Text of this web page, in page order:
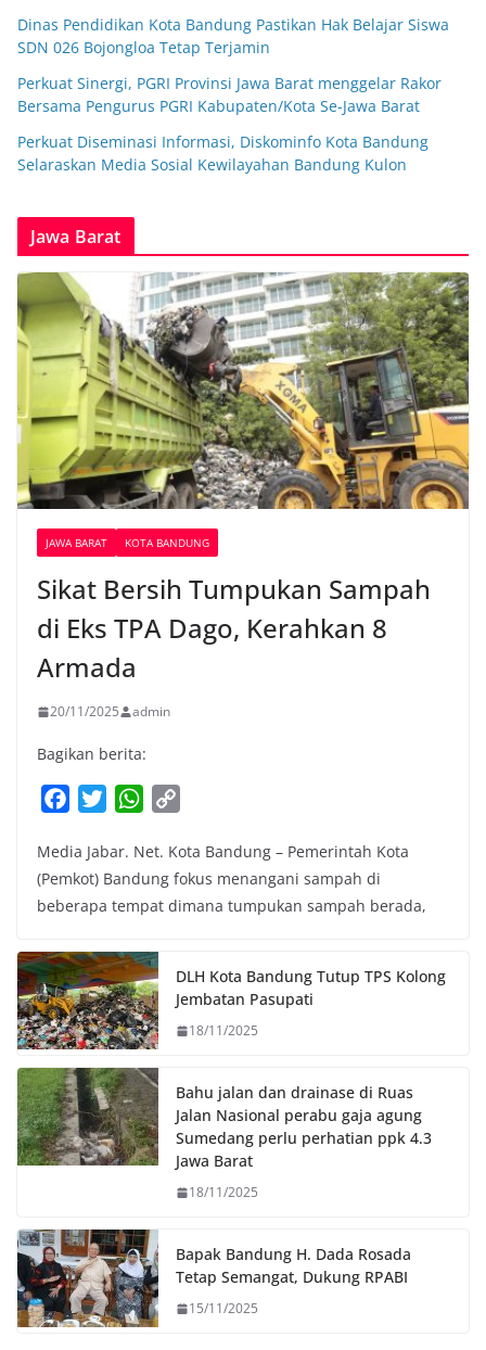
Dinas Pendidikan Kota Bandung Pastikan Hak Belajar Siswa
SDN 026 Bojongloa Tetap Terjamin
Perkuat Sinergi, PGRI Provinsi Jawa Barat menggelar Rakor
Bersama Pengurus PGRI Kabupaten/Kota Se-Jawa Barat
Perkuat Diseminasi Informasi, Diskominfo Kota Bandung
Selaraskan Media Sosial Kewilayahan Bandung Kulon
Jawa Barat
JAWA BARAT KOTA BANDUNG
Sikat Bersih Tumpukan Sampah
di Eks TPA Dago, Kerahkan 8
Armada
20/11/2025 admin
Bagikan berita:
c
e
b
o
k
i
t
t
r
W
a
t
s
p
p
p
y
L
n
k
Media Jabar. Net. Kota Bandung – Pemerintah Kota
(Pemkot) Bandung fokus menangani sampah di
beberapa tempat dimana tumpukan sampah berada,
DLH Kota Bandung Tutup TPS Kolong
Jembatan Pasupati
18/11/2025
Bahu jalan dan drainase di Ruas
Jalan Nasional perabu gaja agung
Sumedang perlu perhatian ppk 4.3
Jawa Barat
18/11/2025
Bapak Bandung H. Dada Rosada
Tetap Semangat, Dukung RPABI
15/11/2025